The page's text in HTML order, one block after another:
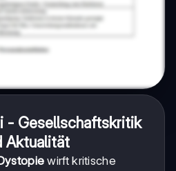
- Gesellschaftskritik
Aktualität
wirft kritische